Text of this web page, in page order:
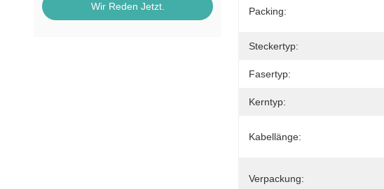
Wir Reden Jetzt. Packing:
Steckertyp:
Fasertyp:
Kerntyp:
Kabellänge:
Verpackung: